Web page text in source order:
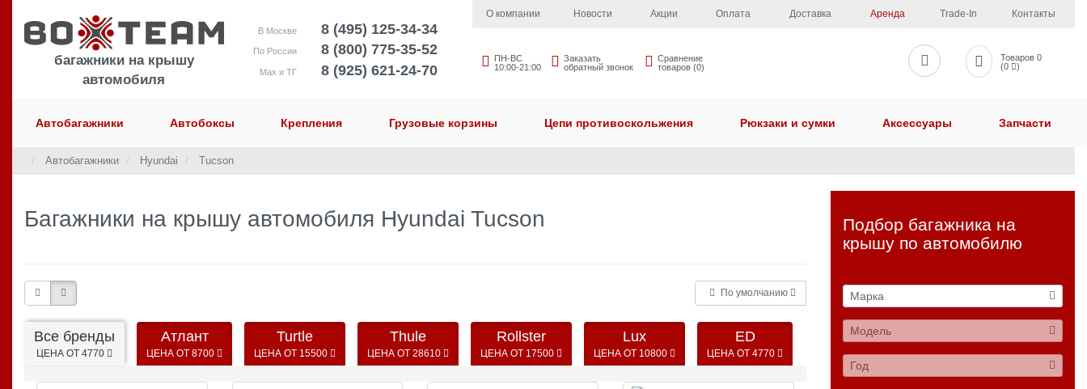
О компании Новости Акции Оплата Доставка Аренда Trade-In Контакты
багажники на крышу
автомобиля
В Москве 8 (495) 125-34-34
По России 8 (800) 775-35-52
Max и ТГ 8 (925) 621-24-70
ПН-ВС
10:00-21:00
Заказать
обратный звонок
Сравнение
товаров (0)
Товаров 0
(0
)
Автобагажники Автобоксы Крепления Грузовые корзины Цепи противоскольжения Рюкзаки и сумки Аксессуары Запчасти
Автобагажники Hyundai Tucson
Багажники на крышу автомобиля Hyundai Tucson
По умолчанию
Все бренды
ЦЕНА ОТ 4770
Атлант
ЦЕНА ОТ 8700
Turtle
ЦЕНА ОТ 15500
Thule
ЦЕНА ОТ 28610
Rollster
ЦЕНА ОТ 17500
Lux
ЦЕНА ОТ 10800
ED
ЦЕНА ОТ 4770
Подбор багажника на
крышу по автомобилю
Марка
Модель
Год